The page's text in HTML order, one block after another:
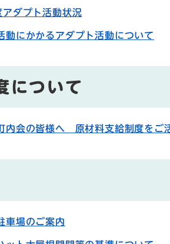
ダプト活動状況
動にかかるアダプト活動について
について
内会の皆様へ 原材料支給制度をご
車場のご案内